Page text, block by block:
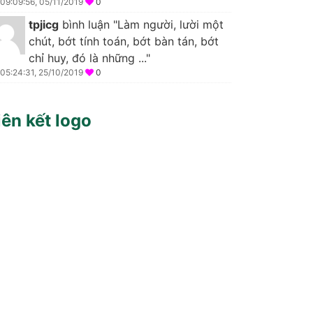
tpjicg bình luận "Làm người, lười một
chút, bớt tính toán, bớt bàn tán, bớt
chỉ huy, đó là những ..."
05:24:31, 25/10/2019 0
kết logo